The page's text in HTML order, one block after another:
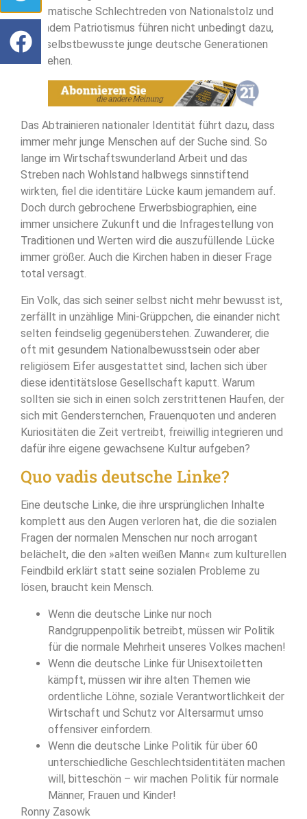
systematische Schlechtreden von Nationalstolz und
gesundem Patriotismus führen nicht unbedingt dazu,
dass selbstbewusste junge deutsche Generationen
entstehen.
Das Abtrainieren nationaler Identität führt dazu, dass
immer mehr junge Menschen auf der Suche sind. So
lange im Wirtschaftswunderland Arbeit und das
Streben nach Wohlstand halbwegs sinnstiftend
wirkten, fiel die identitäre Lücke kaum jemandem auf.
Doch durch gebrochene Erwerbsbiographien, eine
immer unsichere Zukunft und die Infragestellung von
Traditionen und Werten wird die auszufüllende Lücke
immer größer. Auch die Kirchen haben in dieser Frage
total versagt.
Ein Volk, das sich seiner selbst nicht mehr bewusst ist,
zerfällt in unzählige Mini-Grüppchen, die einander nicht
selten feindselig gegenüberstehen. Zuwanderer, die
oft mit gesundem Nationalbewusstsein oder aber
religiösem Eifer ausgestattet sind, lachen sich über
diese identitätslose Gesellschaft kaputt. Warum
sollten sie sich in einen solch zerstrittenen Haufen, der
sich mit Gendersternchen, Frauenquoten und anderen
Kuriositäten die Zeit vertreibt, freiwillig integrieren und
dafür ihre eigene gewachsene Kultur aufgeben?
Quo vadis deutsche Linke?
Eine deutsche Linke, die ihre ursprünglichen Inhalte
komplett aus den Augen verloren hat, die die sozialen
Fragen der normalen Menschen nur noch arrogant
belächelt, die den »alten weißen Mann« zum kulturellen
Feindbild erklärt statt seine sozialen Probleme zu
lösen, braucht kein Mensch.
Wenn die deutsche Linke nur noch
Randgruppenpolitik betreibt, müssen wir Politik
für die normale Mehrheit unseres Volkes machen!
Wenn die deutsche Linke für Unisextoiletten
kämpft, müssen wir ihre alten Themen wie
ordentliche Löhne, soziale Verantwortlichkeit der
Wirtschaft und Schutz vor Altersarmut umso
offensiver einfordern.
Wenn die deutsche Linke Politik für über 60
unterschiedliche Geschlechtsidentitäten machen
will, bitteschön – wir machen Politik für normale
Männer, Frauen und Kinder!
Ronny Zasowk